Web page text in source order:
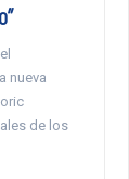
nueva
de los